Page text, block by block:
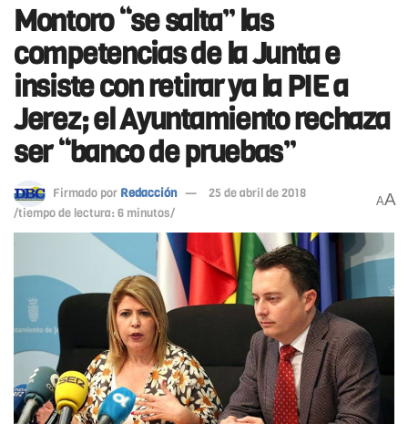
Montoro “se salta” las
competencias de la Junta e
insiste con retirar ya la PIE a
Jerez; el Ayuntamiento rechaza
ser “banco de pruebas”
Firmado por Redacción
25 de abril de 2018
/tiempo de lectura: 6 minutos/
AA